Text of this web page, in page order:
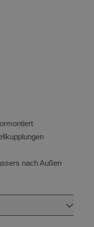
nach Außen